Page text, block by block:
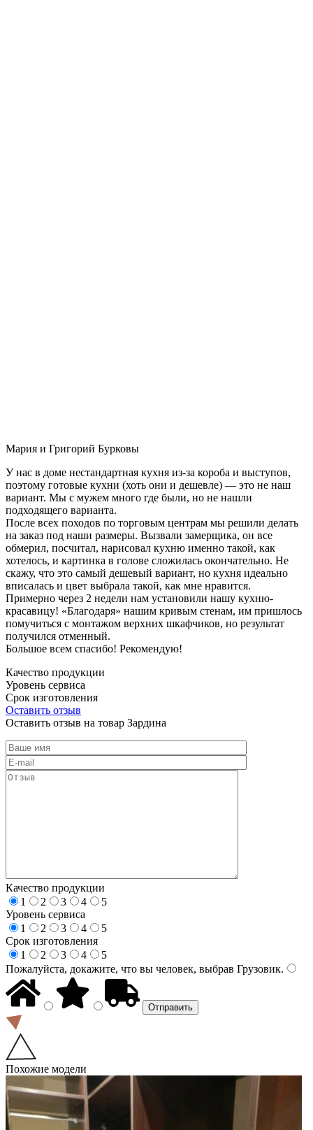
Мария и Григорий Бурковы
У нас в доме нестандартная кухня из-за короба и выступов,
поэтому готовые кухни (хоть они и дешевле) — это не наш
вариант. Мы с мужем много где были, но не нашли
подходящего варианта.
После всех походов по торговым центрам мы решили делать
на заказ под наши размеры. Вызвали замерщика, он все
обмерил, посчитал, нарисовал кухню именно такой, как
хотелось, и картинка в голове сложилась окончательно. Не
скажу, что это самый дешевый вариант, но кухня идеально
вписалась и цвет выбрала такой, как мне нравится.
Примерно через 2 недели нам установили нашу кухню-
красавицу! «Благодаря» нашим кривым стенам, им пришлось
помучиться с монтажом верхних шкафчиков, но результат
получился отменный.
Большое всем спасибо! Рекомендую!
Качество продукции
Уровень сервиса
Срок изготовления
Оставить отзыв
Оставить отзыв на товар Зардина
Качество продукции
1
2 3 4
5
Уровень сервиса
1
2 3 4
5
Срок изготовления
1
2 3 4
5
Пожалуйста, докажите, что вы человек, выбрав Грузовик.
Похожие модели